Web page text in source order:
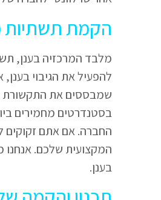
הקמת תשתיות
מלבד המרכזיה בענן,
להפעיל את הגיבוי
שמבססים את התקשורת
בסטנדרטים מחמירים
החברה. אם אתם
המקצועית שלכם. אנחנו
בענן.